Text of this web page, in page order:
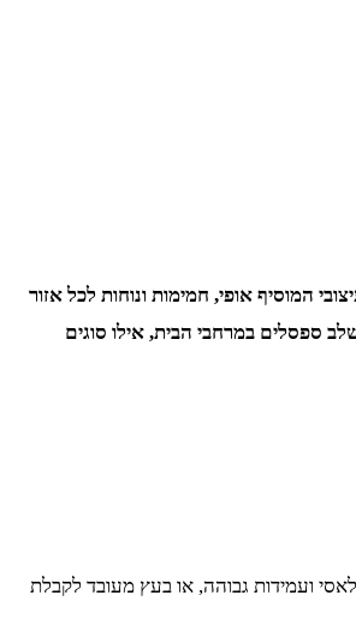
המוסיף אופי, חמימות ונוחות לכל אזור
ספסלים במרחבי הבית, אילו סוגים
ועמידות גבוהה, או בעץ מעובד לקבלת